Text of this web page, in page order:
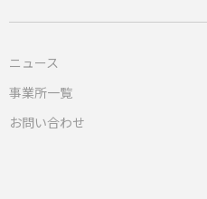
ニュース
事業所一覧
お問い合わせ